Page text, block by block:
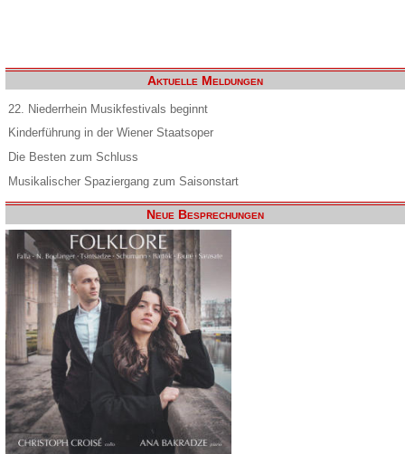
Aktuelle Meldungen
22. Niederrhein Musikfestivals beginnt
Kinderführung in der Wiener Staatsoper
Die Besten zum Schluss
Musikalischer Spaziergang zum Saisonstart
Neue Besprechungen